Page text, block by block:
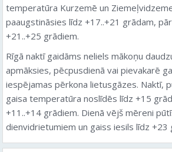
temperatūra Kurzemē un
paaugstināsies līdz +17..+21 grādam,
+21..+25 grādiem.
Rīgā naktī gaidāms neliels mākoņu
apmāksies, pēcpusdienā vai pievakarē
iespējamas pērkona lietusgāzes. Naktī,
gaisa temperatūra noslīdēs līdz +15
+11..+14 grādiem. Dienā vējš mēreni
dienvidrietumiem un gaiss iesils līdz +23